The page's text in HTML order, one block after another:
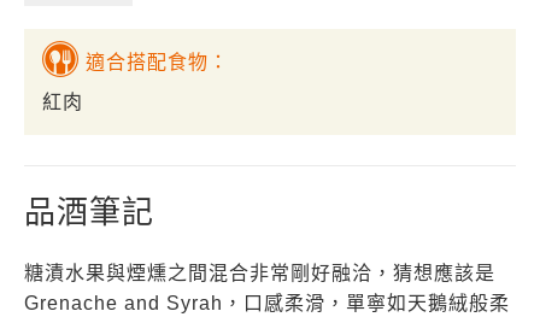
適合搭配食物：
紅肉
品酒筆記
糖漬水果與煙燻之間混合非常剛好融洽，猜想應該是
Grenache and Syrah，口感柔滑，單寧如天鵝絨般柔